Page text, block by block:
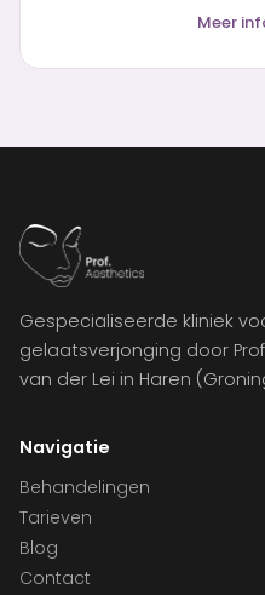
Meer
Gespecialiseerde kliniek
gelaatsverjonging door
van der Lei in Haren
Navigatie
Behandelingen
Tarieven
Blog
Contact